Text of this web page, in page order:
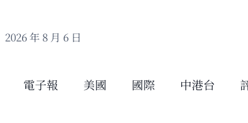
2026 年 8 月 6 日
電子報 美國 國際 中港台